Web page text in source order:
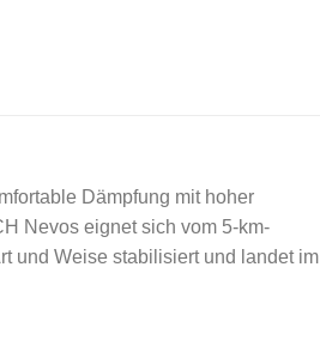
Dämpfung mit hoher
Nevos eignet sich vom 5-km-
und Weise stabilisiert und landet im